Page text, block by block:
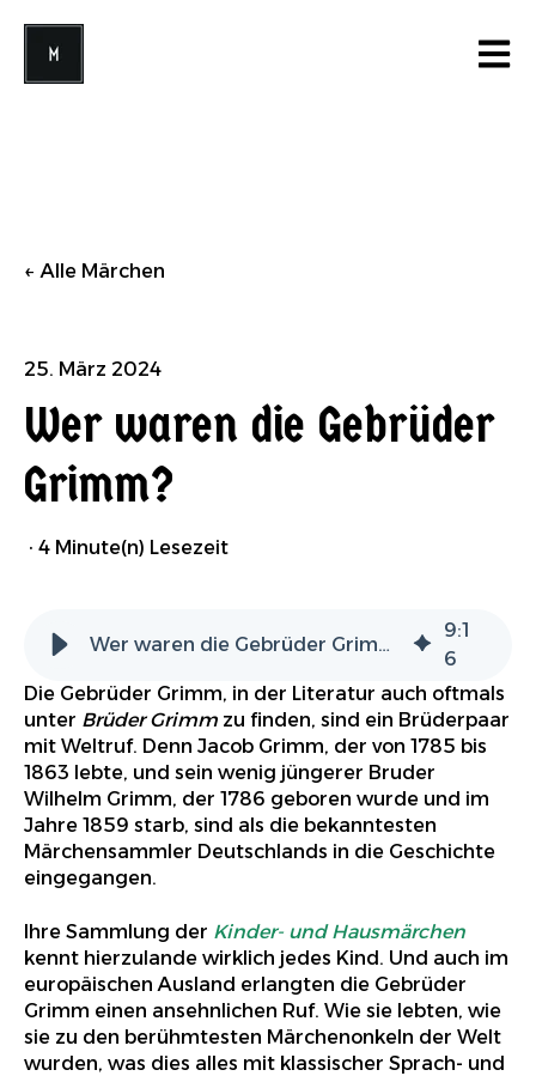
Open
Alle Märchen
25. März 2024
Wer waren die Gebrüder
Grimm?
· 4 Minute(n) Lesezeit
Wer waren die Gebrüder Grimm?
9:1
6
Die Gebrüder Grimm, in der Literatur auch oftmals
unter Brüder Grimm zu finden, sind ein Brüderpaar
mit Weltruf. Denn Jacob Grimm, der von 1785 bis
1863 lebte, und sein wenig jüngerer Bruder
Wilhelm Grimm, der 1786 geboren wurde und im
Jahre 1859 starb, sind als die bekanntesten
Märchensammler Deutschlands in die Geschichte
eingegangen.
Ihre Sammlung der Kinder- und Hausmärchen
kennt hierzulande wirklich jedes Kind. Und auch im
europäischen Ausland erlangten die Gebrüder
Grimm einen ansehnlichen Ruf. Wie sie lebten, wie
sie zu den berühmtesten Märchenonkeln der Welt
wurden, was dies alles mit klassischer Sprach- und